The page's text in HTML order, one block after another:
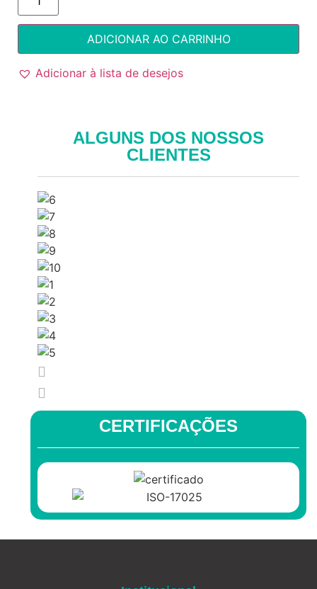
ADICIONAR AO CARRINHO
Adicionar à lista de desejos
ALGUNS DOS NOSSOS
CLIENTES
CERTIFICAÇÕES